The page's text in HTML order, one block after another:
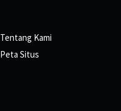
Tentang Kami
Peta Situs